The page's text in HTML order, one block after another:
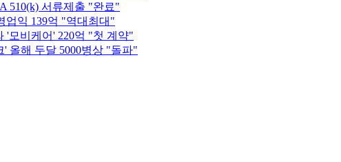
510(k) 서류제출 "완료"
업익 139억 "역대최대"
'모비케어' 220억 "첫 계약"
올해 두달 5000병상 "돌파"